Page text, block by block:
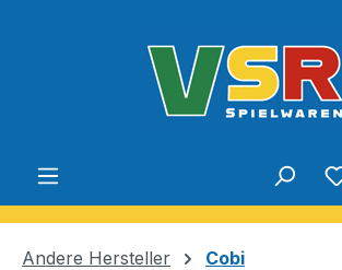
Andere Hersteller Cobi